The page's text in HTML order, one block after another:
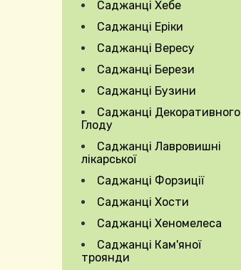
Саджанці Хебе
Саджанці Еріки
Саджанці Вересу
Саджанці Берези
Саджанці Бузини
Саджанці Декоративного
Глоду
Саджанці Лавровишні
лікарської
Саджанці Форзиції
Саджанці Хости
Саджанці Хеномелеса
Саджанці Кам'яної
троянди